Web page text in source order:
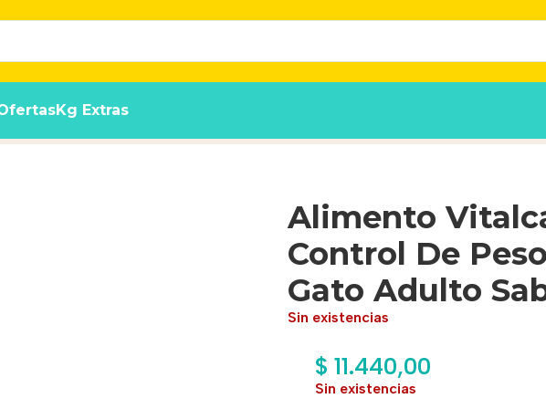
Kg Extras
castrados Para Gato Adulto Sabor Mix De 1.5 kg
Alimento
Control De
Gato Adulto
Sin existencias
$ 11.440,00
Sin existencias